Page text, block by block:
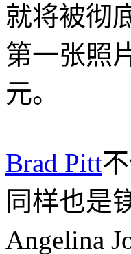
就将被彻
第一张照
元。
Brad Pitt
同样也是
Angelina